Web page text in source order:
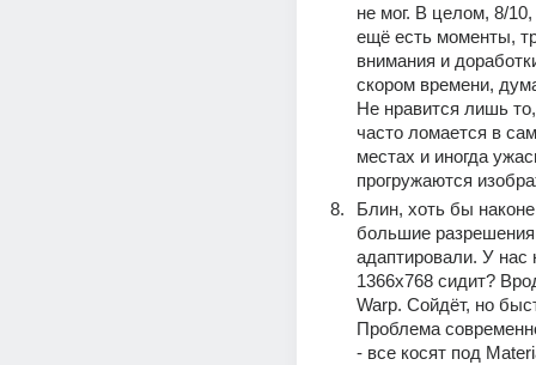
не мог. В целом, 8/10,
ещё есть моменты,
внимания и
скором времени,
Не нравится лишь
часто ломается в
местах и иногда
прогружаются
Блин, хоть бы
большие разрешения
адаптировали. У нас
1366х768 сидит?
Warp. Сойдёт, но
Проблема
- все косят под